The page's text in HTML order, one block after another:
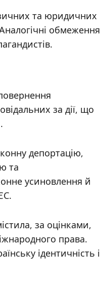
та юридичних
обмеження
за дії, що
депортацію,
та
усиновлення й
за оцінками,
права.
ідентичність і